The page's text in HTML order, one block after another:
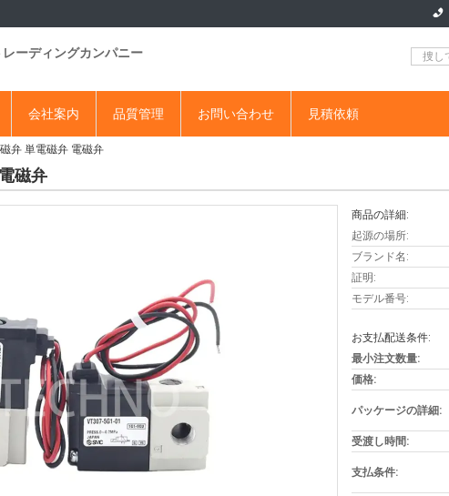
レーディングカンパニー
会社案内 品質管理 お問い合わせ 見積依頼
弁 単電磁弁 電磁弁
磁弁
商品の詳細:
起源の場所:
ブランド名:
証明:
モデル番号:
お支払配送条件:
最小注文数量:
価格:
パッケージの詳細:
受渡し時間:
支払条件: